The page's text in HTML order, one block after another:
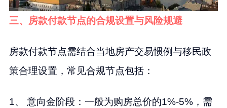
三、房款付款节点的合规设置与风险规避
房款付款节点需结合当地房产交易惯例与移民政
策合理设置，常见合规节点包括：
1、 意向金阶段：一般为购房总价的1%-5%，需